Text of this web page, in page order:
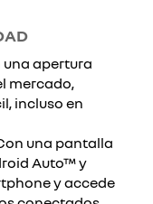
una apertura
mercado,
incluso en
una pantalla
Auto™ y
y accede